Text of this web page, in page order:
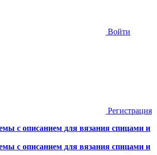
Войти
Регистрация